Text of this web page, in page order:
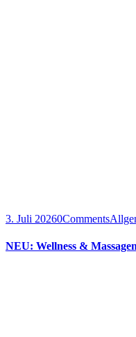
3. Juli 20260Comments
NEU: Wellness &